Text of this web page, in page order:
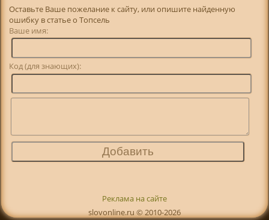
Оставьте Ваше пожелание к сайту, или опишите найденную
ошибку в статье о Топсель
Ваше имя:
Код (для знающих):
Реклама на сайте
slovonline.ru © 2010-2026